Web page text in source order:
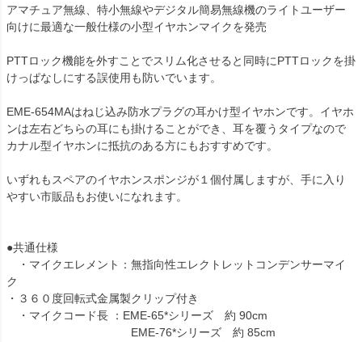
アマチュア無線、特小無線やデジタル簡易無線機のライトユーザー
向けに最適な一般仕様の小型イヤホンマイクを発売
PTTロック機能を外すことでスリム化させると同時にPTTロックを掛
けっぱなしにする誤使用も防いでいます。
EME-654MAはねじ込み防水プラグの耳かけ型イヤホンです。イヤホ
ンは左右どちらの耳にも掛けることができ、耳を覆うタイプなので
カナル型イヤホンに抵抗のある方にもおすすめです。
いずれもスペアのイヤホンスポンジが１個付属しますが、手に入り
やすい市販品もお使いになれます。
●共通仕様
・マイクエレメント：無指向性エレクトレットコンデンサーマイ
ク
・３６０度回転式金属製クリップ付き
・マイクコード長 ：EME-65*シリーズ 約 90cm
EME-76*シリーズ 約 85cm